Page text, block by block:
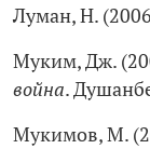
Луман, Н.
Муким, Дж.
война.
Мукимов, М.